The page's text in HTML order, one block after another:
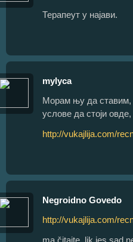
Терапеут у најави.
mylyca
Морам њу да ставим,
услове да стоји
http://vukajlija.com/
Negroidno Govedo
http://vukajlija.com/
ma čitajte, lik jes sad